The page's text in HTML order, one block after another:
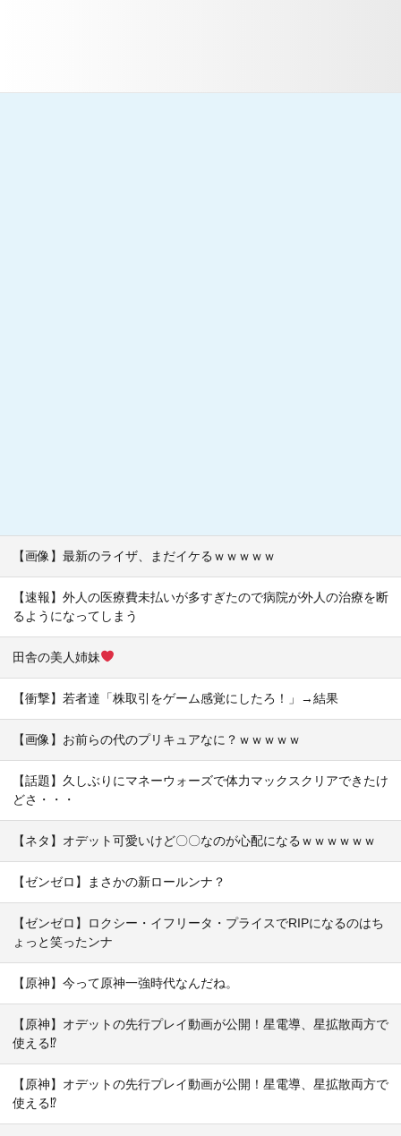
【画像】最新のライザ、まだイケるｗｗｗｗｗ
【速報】外人の医療費未払いが多すぎたので病院が外人の治療を断
るようになってしまう
田舎の美人姉妹
【衝撃】若者達「株取引をゲーム感覚にしたろ！」→結果
【画像】お前らの代のプリキュアなに？ｗｗｗｗｗ
【話題】久しぶりにマネーウォーズで体力マックスクリアできたけ
どさ・・・
【ネタ】オデット可愛いけど〇〇なのが心配になるｗｗｗｗｗｗ
【ゼンゼロ】まさかの新ロールンナ？
【ゼンゼロ】ロクシー・イフリータ・プライスでRIPになるのはち
ょっと笑ったンナ
【原神】今って原神一強時代なんだね。
【原神】オデットの先行プレイ動画が公開！星電導、星拡散両方で
使える⁉
【原神】オデットの先行プレイ動画が公開！星電導、星拡散両方で
使える⁉